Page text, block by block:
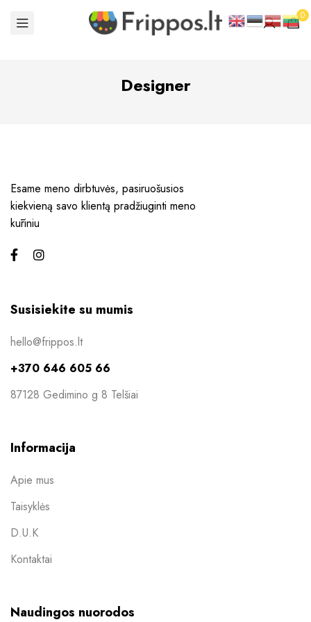
0
Designer
Esame meno dirbtuvės, pasiruošusios
kiekvieną savo klientą pradžiuginti meno
kūriniu
Susisiekite su mumis
hello@frippos.lt
+370 646 605 66
87128 Gedimino g 8 Telšiai
Informacija
Apie mus
Taisyklės
D.U.K
Kontaktai
Naudingos nuorodos